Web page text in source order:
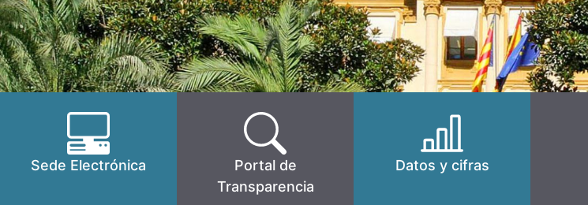
Sede Electrónica
Portal de
Transparencia
Datos y cifras